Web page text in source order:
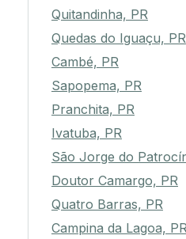
Quitandinha, PR
Quedas do Iguaçu, PR
Cambé, PR
Sapopema, PR
Pranchita, PR
Ivatuba, PR
São Jorge do
Doutor Camargo, PR
Quatro Barras, PR
Campina da Lagoa,